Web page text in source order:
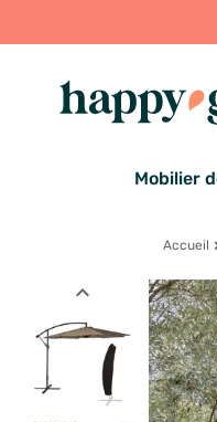
Mobilier
Accueil
expand_less